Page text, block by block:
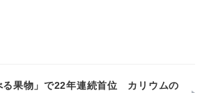
る果物」で22年連続首位 カリウムの